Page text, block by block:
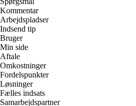
Kommentar
Arbejdspladser
Indsend tip
Bruger
Min side
Aftale
Omkostninger
Fordelspunkter
Løsninger
Fælles indsats
Samarbejdspartner